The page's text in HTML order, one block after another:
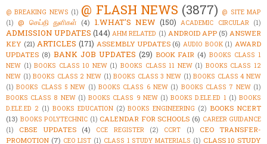
@ BREAKING NEWS (1) @ FLASH NEWS (3877) @ SITE MAP
(1) @ செய்தி துளிகள் (4) 1.WHAT'S NEW (150) ACADEMIC CIRCULAR (1)
ADMISSION UPDATES (144) AHM RELATED (1) ANDROID APP (5) ANSWER
KEY (21) ARTICLES (171) ASSEMBLY UPDATES (6) AUDIO BOOK (1) AWARD
UPDATES (8) BANK JOB UPDATES (29) BOOK FAIR (4) BOOKS CLASS 1
NEW (1) BOOKS CLASS 10 NEW (1) BOOKS CLASS 11 NEW (1) BOOKS CLASS 12
NEW (1) BOOKS CLASS 2 NEW (1) BOOKS CLASS 3 NEW (1) BOOKS CLASS 4 NEW
(1) BOOKS CLASS 5 NEW (1) BOOKS CLASS 6 NEW (1) BOOKS CLASS 7 NEW (1)
BOOKS CLASS 8 NEW (1) BOOKS CLASS 9 NEW (1) BOOKS D.ELE.ED 1 (1) BOOKS
D.ELE.ED 2 (1) BOOKS EDUCATION (2) BOOKS ENGINEERING (2) BOOKS NCERT
(13) BOOKS POLYTECHNIC (1) CALENDAR FOR SCHOOLS (6) CAREER GUIDANCE
(1)
CBSE UPDATES (4) CCE REGISTER (2) CCRT (1)
CEO TRANSFER-
PROMOTION (7) CEO LIST (1) CLASS 1 STUDY MATERIALS (1) CLASS 10 STUDY